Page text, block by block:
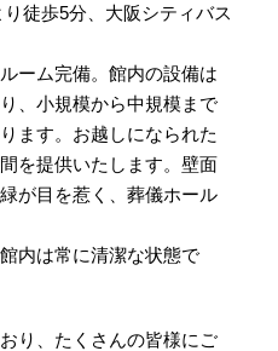
徒歩5分、大阪シティバス
ーム完備。館内の設備は
、小規模から中規模まで
ます。お越しになられた
を提供いたします。壁面
が目を惹く、葬儀ホール
内は常に清潔な状態で
り、たくさんの皆様にご